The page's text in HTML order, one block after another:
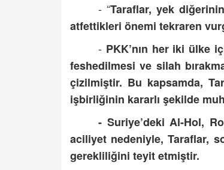
- “Taraflar, yek
atfettikleri önemi tekraren
- PKK’nın her iki ülke
feshedilmesi ve silah
çizilmiştir. Bu kapsamda,
işbirliğinin kararlı şekilde
- Suriye’deki Al-Hol,
aciliyet nedeniyle, Taraflar,
gerekliliğini teyit etmiştir.